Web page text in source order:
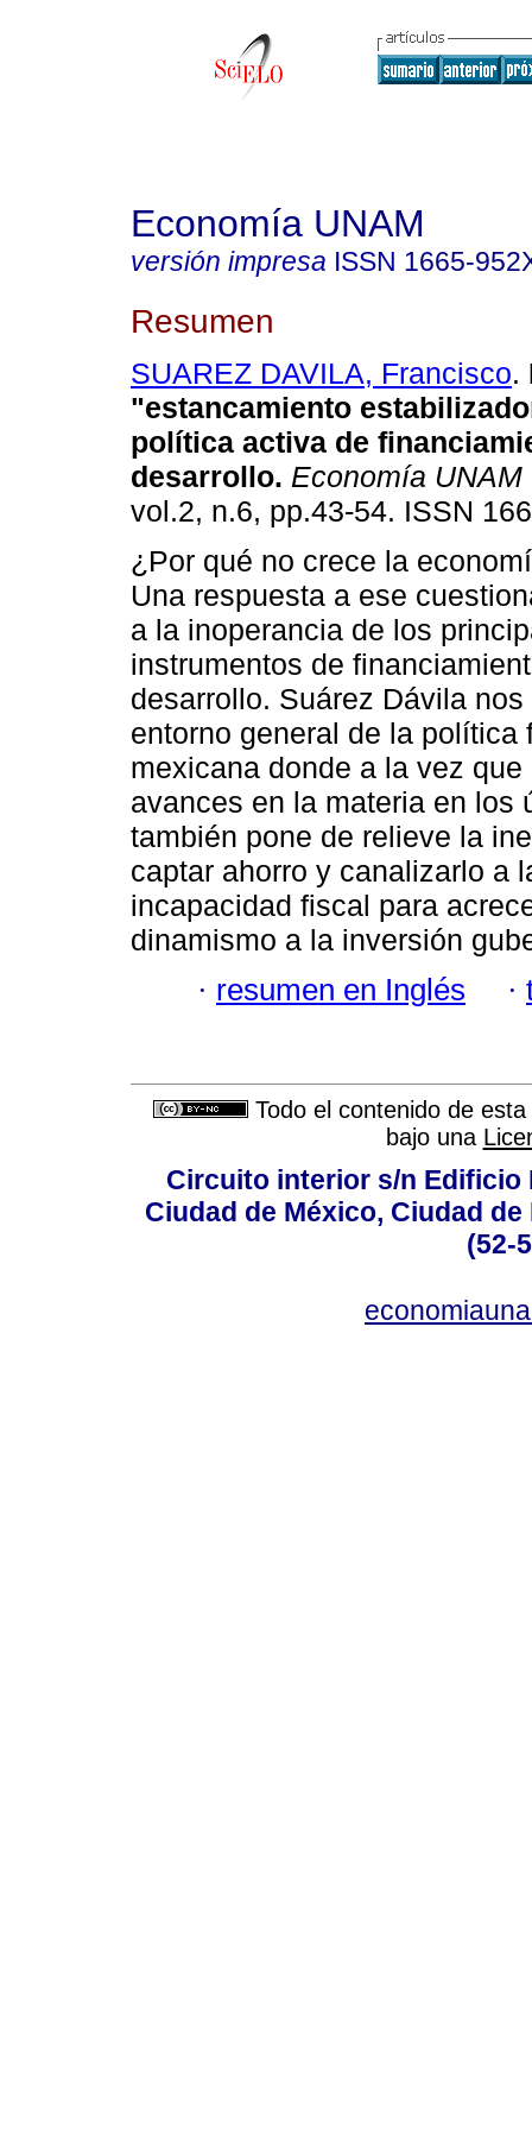
Economía UNAM
versión impresa ISSN 1665-
Resumen
SUAREZ DAVILA, Francisco.
"estancamiento
política activa de
desarrollo. Economía UNAM
vol.2, n.6, pp.43-54. ISSN
¿Por qué no crece la
Una respuesta a ese
a la inoperancia de los
instrumentos de
desarrollo. Suárez Dávila
entorno general de la política
mexicana donde a la vez
avances en la materia en los
también pone de relieve la
captar ahorro y canalizarlo a
incapacidad fiscal para
dinamismo a la inversión
· resumen en Inglés ·
Todo el contenido de
bajo una
Circuito interior s/n Edificio
Ciudad de México, Ciudad de
(52-